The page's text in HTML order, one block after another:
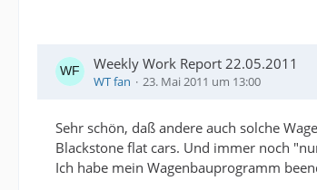
Weekly Work Report 22.05.2011
WT fan 23. Mai 2011 um 13:00
Sehr schön, daß andere auch solche
Blackstone flat cars. Und immer noch
Ich habe mein Wagenbauprogramm